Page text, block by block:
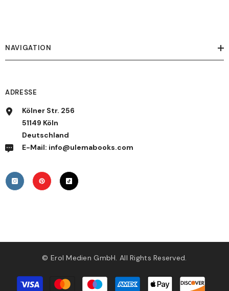
NAVIGATION
ADRESSE
Kölner Str. 256
51149 Köln
Deutschland
E-Mail: info@ulemabooks.com
© Erol Medien GmbH. All Rights Reserved.
Zahlungsmethoden